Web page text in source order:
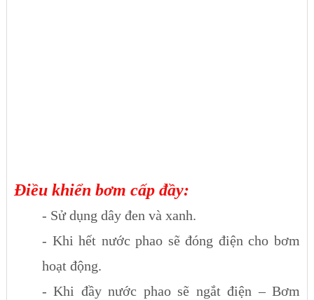
Điều khiển bơm cấp đầy:
- Sử dụng dây đen và xanh.
- Khi hết nước phao sẽ đóng điện cho bơm
hoạt động.
- Khi đầy nước phao sẽ ngắt điện – Bơm